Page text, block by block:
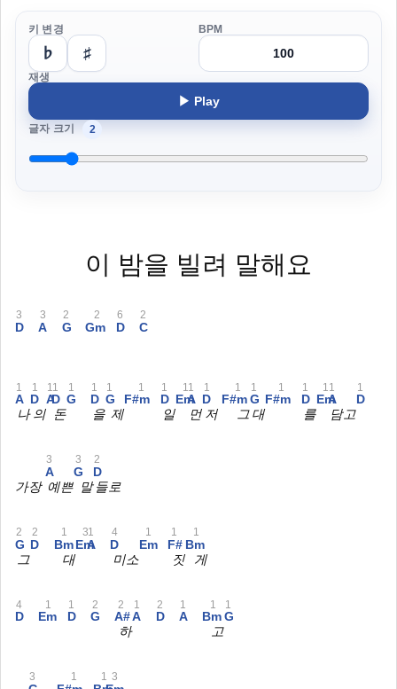
키 변경
♭ ♯
BPM
재생
▶ Play
글자 크기 2
이 밤을 빌려 말해요
D
3
A
3
G
2
Gm
2
D
6
C
2
A
1
나
D
1
의
A
1
D
1
돈
G
1
D
1
을
G
1
제
F#m
1
D
1
일
Em
1
A
1
먼
D
1
저
F#m
1
그
G
1
대
F#m
1
D
1
를
Em
1
A
1
담고
D
1
가장
A
3
예쁜
G
3
말
D
2
들로
G
2
그
D
2
Bm
1
대
Em
3
A
1
D
4
미소
Em
1
F#
1
짓
Bm
1
게
D
4
Em
1
D
1
G
2
A#
2
하
A
1
D
2
A
1
Bm
1
고
G
1
3 1 1 3